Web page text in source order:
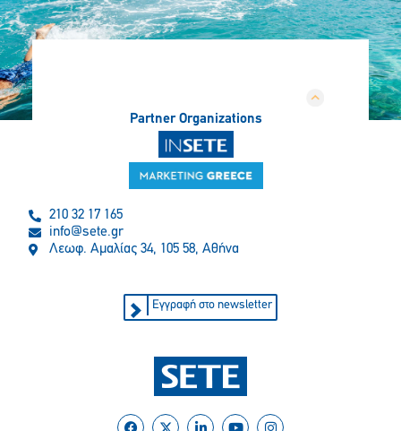
Partner Organizations
210 32 17 165
info@sete.gr
Λεωφ. Αμαλίας 34, 105 58, Αθήνα
Εγγραφή στο newsletter